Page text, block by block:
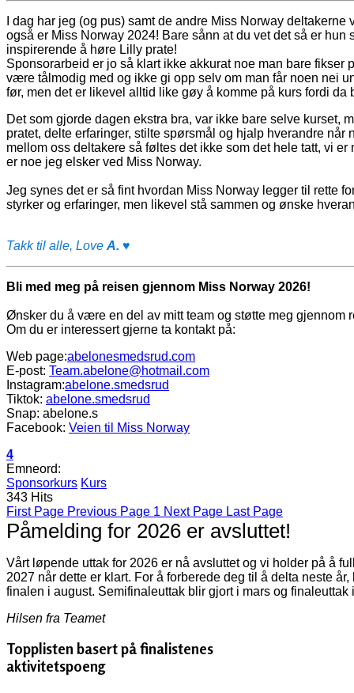
I dag har jeg (og pus) samt de andre Miss Norway
også er Miss Norway 2024! Bare sånn at du vet det så er
inspirerende å høre Lilly prate!
Sponsorarbeid er jo så klart ikke akkurat noe man bare fikser
være tålmodig med og ikke gi opp selv om man får noen nei
før, men det er likevel alltid like gøy å komme på kurs fordi da
Det som gjorde dagen ekstra bra, var ikke bare selve kurset,
pratet, delte erfaringer, stilte spørsmål og hjalp hverandre når
mellom oss deltakere så føltes det ikke som det hele tatt, vi
er noe jeg elsker ved Miss Norway.
Jeg synes det er så fint hvordan Miss Norway legger til rette
styrker og erfaringer, men likevel stå sammen og ønske
Takk til alle, Love A. ♥
Bli med meg på reisen gjennom Miss Norway 2026!
Ønsker du å være en del av mitt team og støtte meg gjennom
Om du er interessert gjerne ta kontakt på:
Web page:abelonesmedsrud.com
E-post: Team.abelone@hotmail.com
Instagram:abelone.smedsrud
Tiktok: abelone.smedsrud
Snap: abelone.s
Facebook: Veien til Miss Norway
4
Emneord:
Sponsorkurs Kurs
343 Hits
First Page Previous Page 1 Next Page Last Page
Påmelding for 2026 er avsluttet!
Vårt løpende uttak for 2026 er nå avsluttet og vi holder på å
2027 når dette er klart. For å forberede deg til å delta neste
finalen i august. Semifinaleuttak blir gjort i mars og finaleuttak
Hilsen fra Teamet
Topplisten basert på finalistenes
aktivitetspoeng